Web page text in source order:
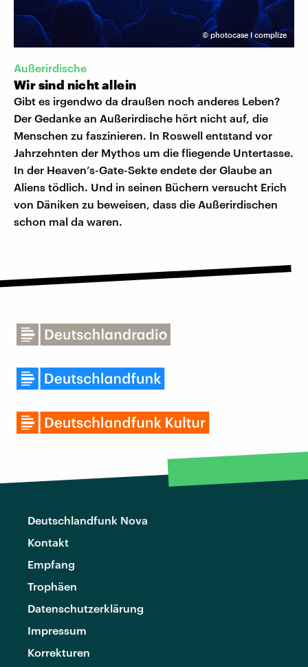
©photocase I complize
Außerirdische
Wir sind nicht allein
Gibt es irgendwo da draußen noch anderes Leben?
Der Gedanke an Außerirdische hört nicht auf, die
Menschen zu faszinieren. In Roswell entstand vor
Jahrzehnten der Mythos um die fliegende Untertasse.
In der Heaven’s-Gate-Sekte endete der Glaube an
Aliens tödlich. Und in seinen Büchern versucht Erich
von Däniken zu beweisen, dass die Außerirdischen
schon mal da waren.
Deutschlandfunk Nova
Kontakt
Empfang
Trophäen
Datenschutzerklärung
Impressum
Korrekturen